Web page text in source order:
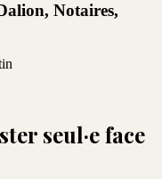
Notaires,
seul·e face